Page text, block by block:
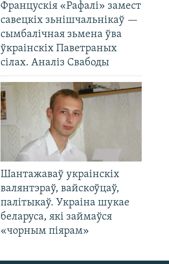
Францускія «Рафалі» замест
савецкіх зьнішчальнікаў —
сымбалічная зьмена ўва
ўкраінскіх Паветраных
сілах. Аналіз Свабоды
Шантажаваў украінскіх
валянтэраў, вайскоўцаў,
палітыкаў. Украіна шукае
беларуса, які займаўся
«чорным піярам»